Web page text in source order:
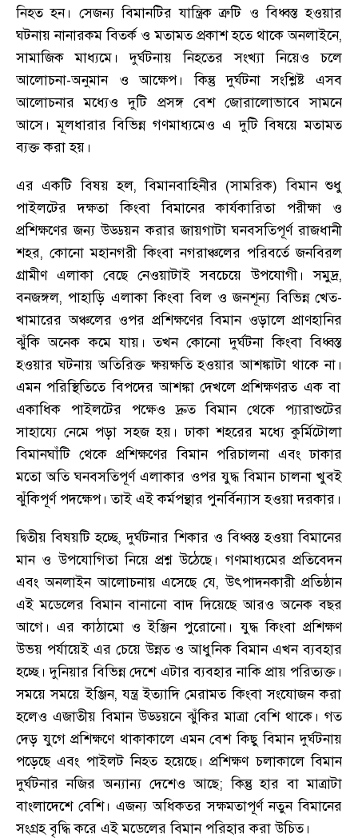
নিহত হন। সেজন্য বিমানটির যান্ত্রিক ত্রুটি ও বিধ্বস্ত হওয়ার
ঘটনায় নানারকম বিতর্ক ও মতামত প্রকাশ হতে থাকে অনলাইনে,
সামাজিক মাধ্যমে । দুর্ঘটনায় নিহতের সংখ্যা নিয়েও চলে
আলোচনা-অনুমান ও আক্ষেপ।
কিন্তু দুর্ঘটনা সংশ্লিষ্ট এসব
আলোচনার মধ্যেও দুটি প্রসঙ্গ বেশ জোরালোভাবে সামনে
আসে । মূলধারার বিভিন্ন গণমাধ্যমেও এ দুটি বিষয়ে মতামত
ব্যক্ত করা হয় ।
এর একটি বিষয় হল,বিমানবাহিনীর (সামরিক) বিমান শুধু
পাইলটের দক্ষতা কিংবা বিমানের কার্যকারিতা পরীক্ষা ও
প্রশিক্ষণের জন্য উড্ডয়ন করার জায়গাটা ঘনবসতিপূর্ণ রাজধানী
শহর, কোনো মহানগরী কিংবা নগরাঞ্চলের পরিবর্তে জনবিরল
গ্রামীণ এলাকা বেছে নেওয়াটাই সবচেয়ে উপযোগী। সমুদ্র,
বনজঙ্গল,পাহাড়ি এলাকা কিংবা বিল ও জনশূন্য বিভিন্ন খেত-
খামারের অঞ্চলের ওপর প্রশিক্ষণের বিমান ওড়ালে প্রাণহানির
ঝুঁকি অনেক কমে যায়। তখন কোনো দুর্ঘটনা কিংবা বিধ্বস্ত
হওয়ার ঘটনায় অতিরিক্ত ক্ষয়ক্ষতি হওয়ার আশঙ্কাটা থাকে না ।
এমন পরিস্থিতিতে বিপদের আশঙ্কা দেখলে প্রশিক্ষণরত এক বা
একাধিক পাইলটের পক্ষেও দ্রুত বিমান থেকে প্যারাশুটের
সাহায্যে নেমে পড়া সহজ হয় । ঢাকা শহরের মধ্যে কুর্মিটোলা
বিমানঘাঁটি থেকে প্রশিক্ষণের বিমান পরিচালনা এবং ঢাকার
মতো অতি ঘনবসতিপূর্ণ এলাকার ওপর যুদ্ধ বিমান চালনা খুবই
ঝুঁকিপূর্ণ পদক্ষেপ। তাই এই কর্মপন্থার পুনর্বিন্যাস হওয়া দরকার ।
দ্বিতীয় বিষয়টি হচ্ছে,দুর্ঘটনার শিকার ও বিধ্বস্ত হওয়া বিমানের
মান ও উপযোগিতা নিয়ে প্রশ্ন উঠেছে। গণমাধ্যমের প্রতিবেদন
এবং অনলাইন আলোচনায় এসেছে যে,উৎপাদনকারী প্রতিষ্ঠান
এই মডেলের বিমান বানানো বাদ দিয়েছে আরও অনেক বছর
আগে । এর কাঠামো ও ইঞ্জিন পুরোনো । যুদ্ধ কিংবা প্রশিক্ষণ
উভয় পর্যায়েই এর চেয়ে উন্নত ও আধুনিক বিমান এখন ব্যবহার
হচ্ছে । দুনিয়ার বিভিন্ন দেশে এটার ব্যবহার নাকি প্রায় পরিত্যক্ত ।
সময়ে সময়ে ইঞ্জিন,যন্ত্র ইত্যাদি মেরামত কিংবা সংযোজন করা
হলেও এজাতীয় বিমান উড্ডয়নে ঝুঁকির মাত্রা বেশি থাকে । গত
দেড় যুগে প্রশিক্ষণে থাকাকালে এমন বেশ কিছু বিমান দুর্ঘটনায়
পড়েছে এবং পাইলট নিহত হয়েছে। প্রশিক্ষণ চলাকালে বিমান
দুর্ঘটনার নজির অন্যান্য দেশেও আছে;কিন্তু হার বা মাত্রাটা
বাংলাদেশে বেশি। এজন্য অধিকতর সক্ষমতাপূর্ণ নতুন বিমানের
সংগ্রহ বৃদ্ধি করে এই মডেলের বিমান পরিহার করা উচিত।